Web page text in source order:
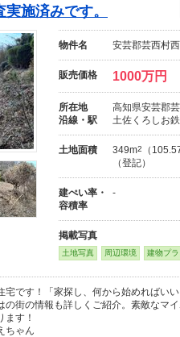
施済みです。
物件名 安芸郡芸西村
販売価格 1000万円
所在地
高知県安芸郡
沿線・駅
土佐くろしお
土地面積 349m2
（
（登記）
建ぺい率・
容積率
-
掲載写真
土地写真 周辺環境 建物プ
宅です！「家探し、何から始めればい
の街の情報も詳しくご紹介。素敵なマ
ます！
ちゃん